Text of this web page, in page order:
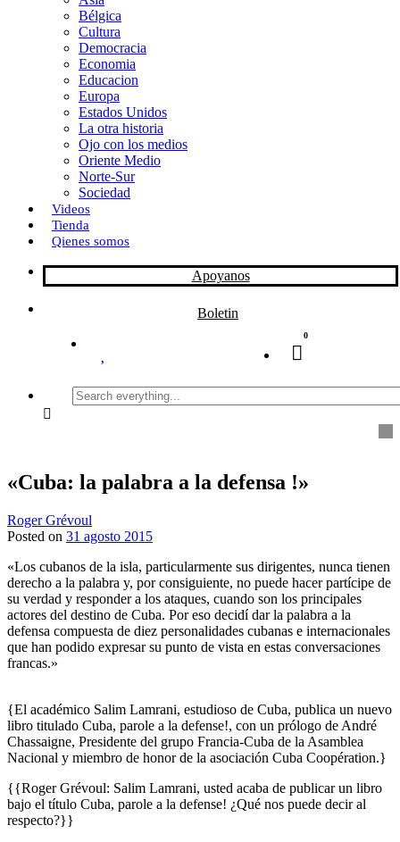
i
r
Bélgica
Cultura
Democracia
Economia
Educacion
Europa
Estados Unidos
La otra historia
Ojo con los medios
Oriente Medio
Norte-Sur
Sociedad
Videos
Tienda
Qienes somos
Apoyanos
Boletin
0
Search
everything...
«Cuba: la palabra a la defensa !»
Roger Grévoul
Posted on 31 agosto 2015
«Los cubanos de la isla, particularmente sus dirigentes, nunca tienen
derecho a la palabra y, por consiguiente, no puede hacer partícipe de
su verdad y responder a los ataques, cuando son los principales
actores del destino de Cuba. Por eso decidí dar la palabra a la
defensa compuesta de diez personalidades cubanas e internacionales
que han podido expresar su punto de vista en estas conversaciones
francas.»
{El académico Salim Lamrani, estudioso de Cuba, publica un nuevo
libro titulado Cuba, parole a la defense!, con un prólogo de André
Chassaigne, Presidente del grupo Francia-Cuba de la Asamblea
Nacional y miembro de honor de la asociación Cuba Coopération.}
{{Roger Grévoul: Salim Lamrani, usted acaba de publicar un libro
bajo el título Cuba, parole a la defense! ¿Qué nos puede decir al
respecto?}}